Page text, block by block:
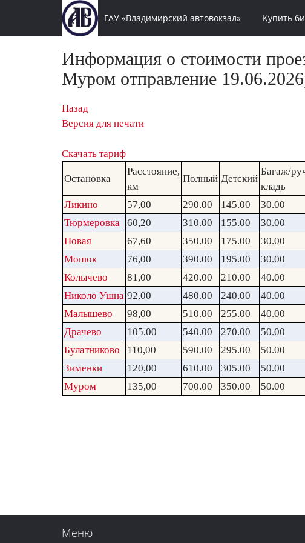
ГАУ «Владимирский автовокзал» Купить
Информация о стоимости
Муром отправление
Назад
Версия для печати
Скачать тариф
Остановка
Расстояние,
км
Полный Детский
Багаж/
кладь
Ликино
57,00 290.00 145.00 30.00
Тюрмеровка
60,20 310.00 155.00 30.00
Новая
67,60 350.00 175.00 30.00
Мошок
76,00 390.00 195.00 30.00
Колычево
81,00 420.00 210.00 40.00
Николо Ушна 92,00 480.00 240.00 40.00
Малышево
98,00 510.00 255.00 40.00
Драчево
105,00 540.00 270.00 50.00
Булатниково
110,00 590.00 295.00 50.00
Зименки
120,00 610.00 305.00 50.00
Муром
135,00 700.00 350.00 50.00
Меню